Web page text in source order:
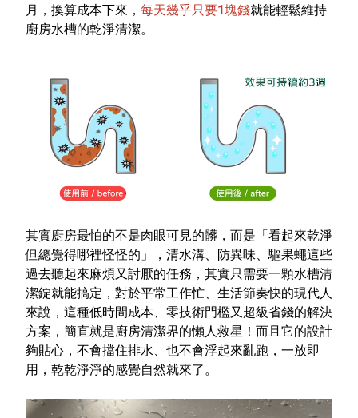
月，換算成本下來， 每天幾乎只要1塊錢就能輕鬆維持
廚房水槽的乾淨清潔。
其實廚房最怕的不是肉眼可見的髒，而是「看起來乾淨
但總覺得哪裡怪怪的」，清水溝、防異味、驅果蠅這些
過去聽起來麻煩又討厭的任務，其實只需要一顆水槽清
潔錠就能搞定，對於平常工作忙、生活節奏快的現代人
來說，這種低時間成本、零技術門檻又超級省錢的解決
方案，簡直就是廚房清潔界的懶人救星！而且它的設計
夠貼心，不會擋住排水、也不會浮起來亂跑，一放即
用，乾乾淨淨的感覺自然就來了。